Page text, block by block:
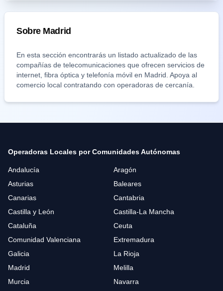
Sobre Madrid
En esta sección encontrarás un listado actualizado de las
compañías de telecomunicaciones que ofrecen servicios de
internet, fibra óptica y telefonía móvil en Madrid . Apoya al
comercio local contratando con operadoras de cercanía.
Operadoras Locales por Comunidades Autónomas
Andalucía
Aragón
Asturias
Baleares
Canarias
Cantabria
Castilla y León
Castilla-La Mancha
Cataluña
Ceuta
Comunidad Valenciana
Extremadura
Galicia
La Rioja
Madrid
Melilla
Murcia
Navarra